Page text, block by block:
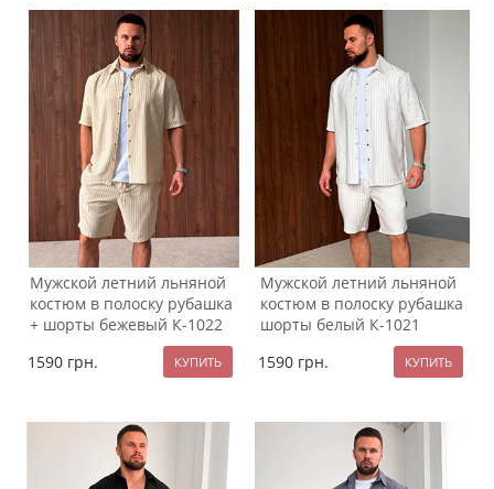
Мужской летний льняной
костюм в полоску рубашка
+ шорты бежевый К-1022
1590 грн.
Мужской летний льняной
костюм в полоску рубашка
шорты белый К-1021
1590 грн.